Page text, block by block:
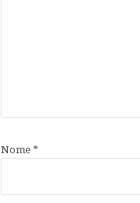
Nome *